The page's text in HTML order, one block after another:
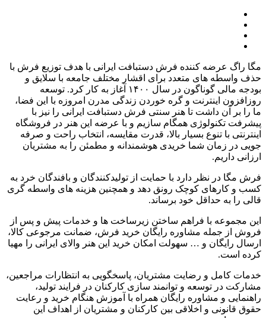
مگا راگ عرضه کننده فرش دستبافت ایرانی با هدف توزیع فرش با
حذف واسطه های متعدد برای اقشار مختلف جامعه با سلایق و
بودجه مالی گوناگون در سال
آغاز به کار کرد. توسعه
روزافزون اینترنت و گره خوردن زندگی مدرن امروزه با این فضا،
ما را بر آن داشت تا هنر سنتی فرش دستبافت ایرانی را نیز با
پیشرفت تکنولوژی همگام سازیم و با عرضه این هنر در فروشگاه
اینترنتی با تنوع بسیار بالا، قدرت مقایسه، انتخاب راحت و صرفه
جویی در زمان شما خریدی هوشمندانه و مطمئن را به مشتریان
ارزانی داریم.
فرش مگا در نظر دارد با حمایت از تولیدکنندگان و بافندگان خرد به
کسب و کارهای کوچک رونق دهد و همچنین هزینه های واسطه گری
قالی را به حداقل خود برساند.
این مجموعه با فراهم ساختن زیرساخت ها و خدمات پیش و پس از
فروش از جمله مشاوره رایگان خرید فرش، ضمانت مرجوعی کالا،
ارسال رایگان و … سهولت امکان خرید این هنر والای ایرانی را مهیا
کرده است.
خدمات کامل و رضایت مشتریان، پاسخگویی به انتظارات مراجعین،
مشارکت در توسعه و توانمند سازی کارکنان در فرایند تولید،
راهنمایی و مشاوره رایگان همراه با آموزش هنگام خرید و رعایت
حقوق قانونی و اخلاقی بین کارکنان و مشتریان از اهداف این